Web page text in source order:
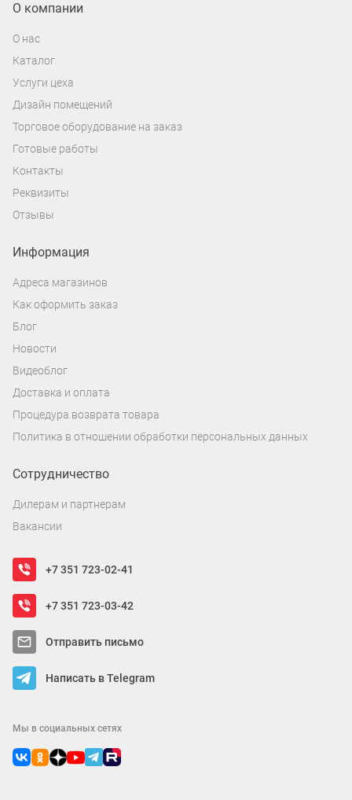
О компании
О нас
Каталог
Услуги цеха
Дизайн помещений
Торговое оборудование на заказ
Готовые работы
Контакты
Реквизиты
Отзывы
Информация
Адреса магазинов
Как оформить заказ
Блог
Новости
Видеоблог
Доставка и оплата
Процедура возврата товара
Политика в отношении обработки персональных данных
Сотрудничество
Дилерам и партнерам
Вакансии
+7 351 723-02-41
+7 351 723-03-42
Отправить письмо
Написать в Telegram
Мы в социальных сетях